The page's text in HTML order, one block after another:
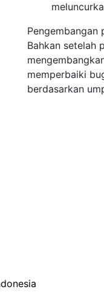
Pengembangan
Bahkan setelah
memperbaiki
berdasarkan